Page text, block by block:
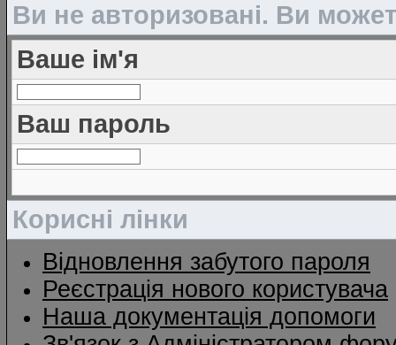
Ви не авторизовані. Ви
Ваше ім'я
Ваш пароль
Корисні лінки
Відновлення забутого пароля
Реєстрація нового користувача
Наша документація допомоги